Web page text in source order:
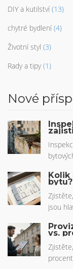
DIY a kutilství (13)
chytré bydlení (4)
Životní styl (3)
Rady a tipy (1)
Nové
Kolik
jsou
vs.